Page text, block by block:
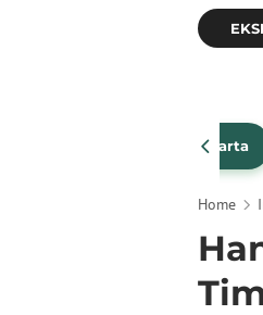
Persija Jakarta
Home